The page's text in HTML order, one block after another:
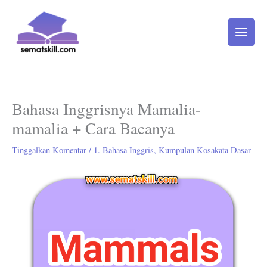
konten
Bahasa Inggrisnya Mamalia-
mamalia + Cara Bacanya
Tinggalkan Komentar / 1. Bahasa Inggris, Kumpulan Kosakata Dasar